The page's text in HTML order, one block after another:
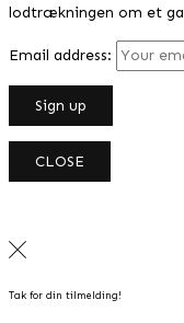
lodtrækningen om et
Email address:
CLOSE
Tak for din tilmelding!